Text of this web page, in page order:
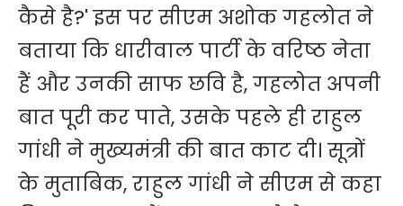
कैसे है?' इस पर सीएम अशोक गहलोत ने
बताया कि धारीवाल पार्टी के वरिष्ठ नेता
हैं और उनकी साफ छवि है, गहलोत अपनी
बात पूरी कर पाते, उसके पहले ही राहुल
गांधी ने मुख्यमंत्री की बात काट दी। सूत्रों
के मुताबिक, राहुल गांधी ने सीएम से कहा